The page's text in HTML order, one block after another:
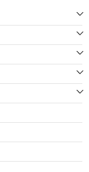
że jest on nie
swojego
się
on m.in.
także timera,
i